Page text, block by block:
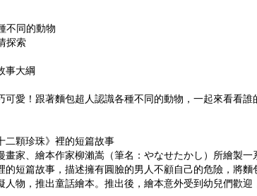
不同的動物
探索
事大綱
可愛！跟著麵包超人認識各種不同的動物，一起來看看
二顆珍珠》裡的短篇故事
畫家、繪本作家柳瀨嵩（筆名：やなせたかし）所繪製
短篇故事，描述擁有圓臉的男人不顧自己的危險，將麵
人物，推出童話繪本。推出後，繪本意外受到幼兒們歡